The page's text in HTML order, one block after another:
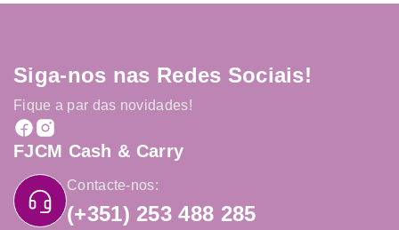
Siga-nos nas Redes Sociais!
Fique a par das novidades!
FJCM Cash & Carry
Contacte-nos:
(+351) 253 488 285